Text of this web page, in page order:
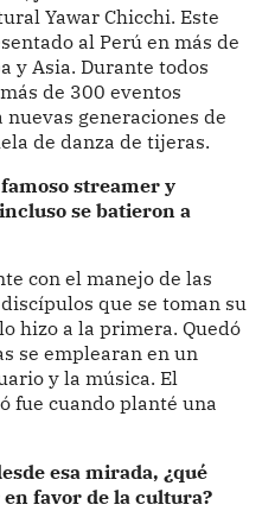
Yawar Chicchi. Este
al Perú en más de
y Asia. Durante todos
de 300 eventos
generaciones de
de danza de tijeras.
streamer y
se batieron a
con el manejo de las
que se toman su
hizo a la primera. Quedó
se emplearan en un
y la música. El
fue cuando planté una
esa mirada, ¿qué
favor de la cultura?